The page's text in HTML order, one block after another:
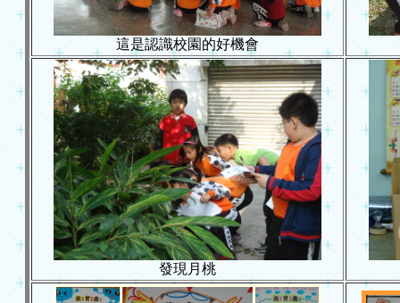
這是認識校園的好機會
發現月桃